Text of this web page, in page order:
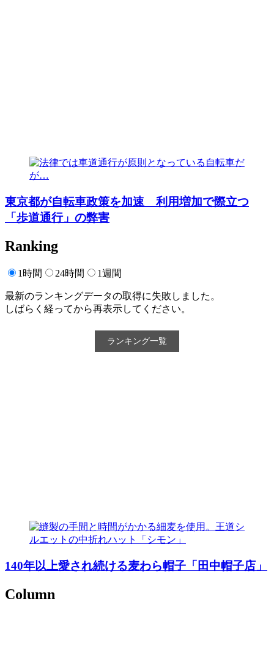
東京都が自転車政策を加速 利用増加で際立つ
「歩道通行」の弊害
Ranking
1時間 24時間 1週間
最新のランキングデータの取得に失敗しました。
しばらく経ってから再表示してください。
ランキング一覧
140年以上愛され続ける麦わら帽子「田中帽子店」
Column